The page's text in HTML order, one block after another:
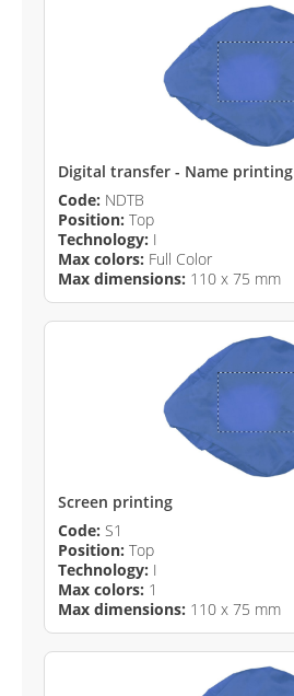
Digital transfer - Name printing
Code: NDTB
Position: Top
Technology: I
Max colors: Full Color
Max dimensions: 110 x 75 mm
Screen printing
Code: S1
Position: Top
Technology: I
Max colors: 1
Max dimensions: 110 x 75 mm